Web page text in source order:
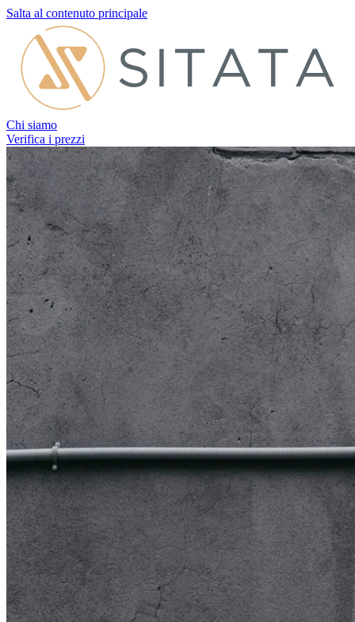
Salta al contenuto principale
Chi siamo
Verifica i prezzi